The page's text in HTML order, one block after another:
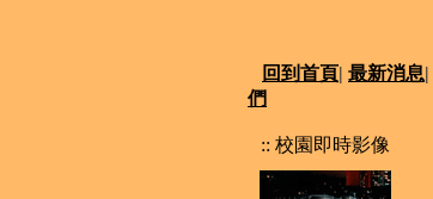
回到首頁| 最新消息|
們
:: 校園即時影像